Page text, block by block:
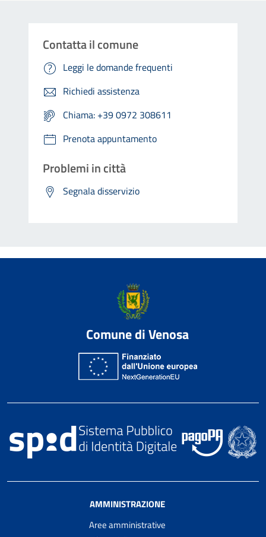
Contatta il comune
Leggi le domande frequenti
Richiedi assistenza
Chiama: +39 0972 308611
Prenota appuntamento
Problemi in città
Segnala disservizio
Comune di Venosa
AMMINISTRAZIONE
Aree amministrative